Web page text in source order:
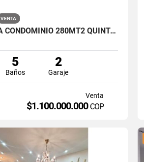
VENTA
VENTA CASA CONDOMINIO 280MT2 QUINTAS DON SIMÓN, SUR DE CALI. 14523-1
5
Baños
2
Garaje
Venta
$1.100.000.000 COP